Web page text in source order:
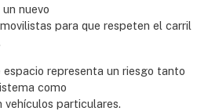
nuevo
para que respeten el carril
espacio representa un riesgo tanto
como
vehículos particulares.